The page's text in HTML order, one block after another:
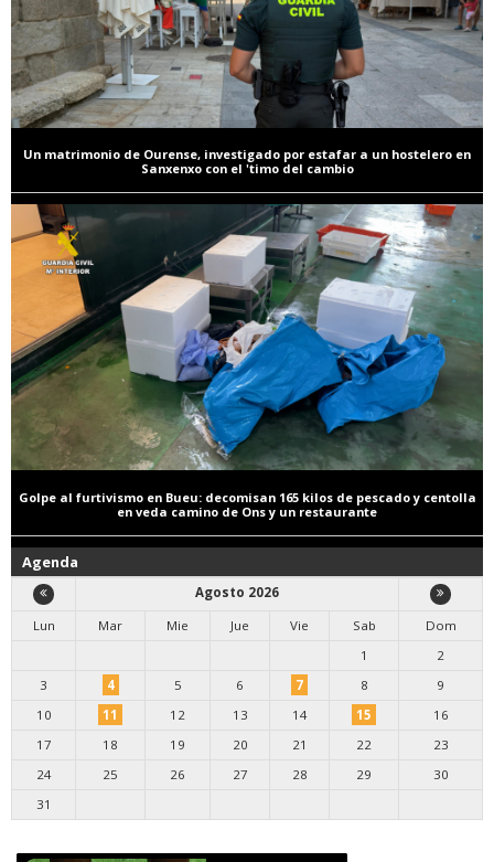
Un matrimonio de Ourense, investigado por estafar a un hostelero en
Sanxenxo con el 'timo del cambio
Golpe al furtivismo en Bueu: decomisan 165 kilos de pescado y centolla
en veda camino de Ons y un restaurante
Agenda
Agosto 2026
Lun
Mar Mie Jue Vie Sab
Dom
1
2
3
4 5 6 7 8
9
10
11 12 13 14 15
16
17
18 19 20 21 22
23
24
25 26 27 28 29
30
31